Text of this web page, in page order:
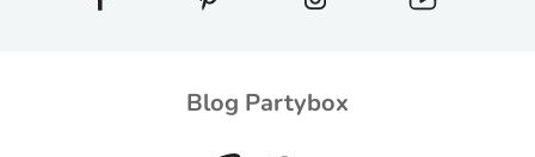
Blog Partybox